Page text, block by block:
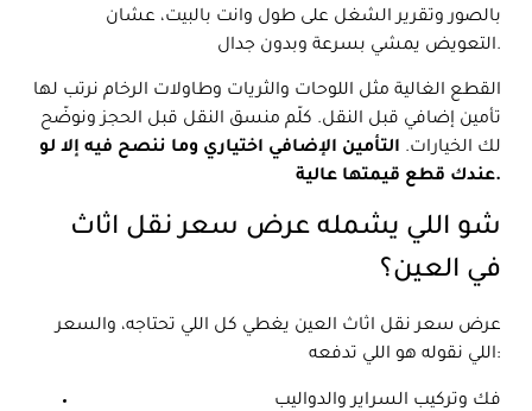
بالصور وتقرير الشغل على طول وانت بالبيت، عشان
التعويض يمشي بسرعة وبدون جدال.
القطع الغالية مثل اللوحات والثريات وطاولات الرخام نرتب لها
تأمين إضافي قبل النقل. كلّم منسق النقل قبل الحجز ونوضّح
لك الخيارات. التأمين الإضافي اختياري وما ننصح فيه إلا لو
عندك قطع قيمتها عالية.
شو اللي يشمله عرض سعر نقل اثاث
في العين؟
عرض سعر نقل اثاث العين يغطي كل اللي تحتاجه، والسعر
اللي نقوله هو اللي تدفعه:
فك وتركيب السراير والدواليب